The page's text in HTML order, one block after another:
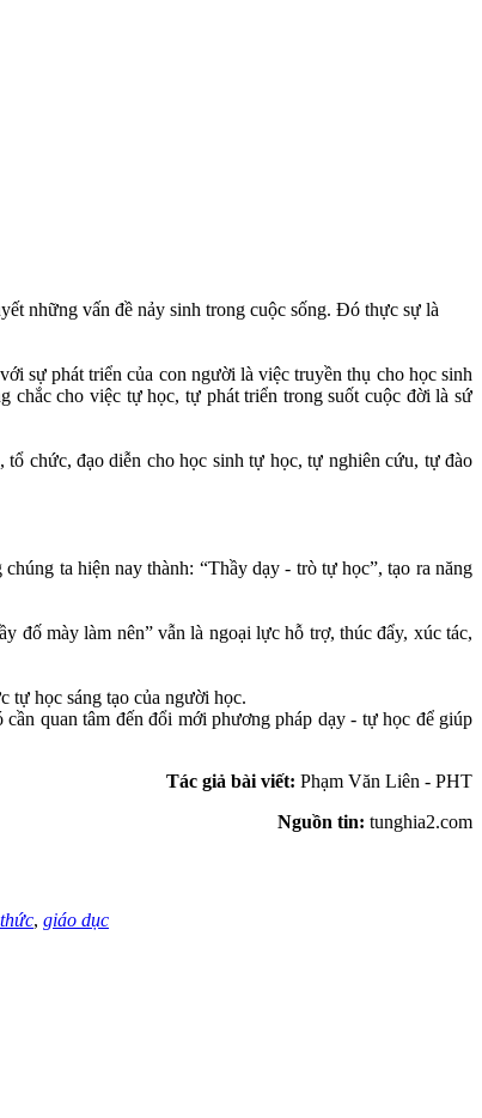
những vấn đề nảy sinh trong cuộc sống. Đó thực sự là
sự phát triển của con người là việc truyền thụ cho học sinh
chắc cho việc tự học, tự phát triển trong suốt cuộc đời là sứ
chức, đạo diễn cho học sinh tự học, tự nghiên cứu, tự đào
ta hiện nay thành: “Thầy dạy - trò tự học”, tạo ra năng
mày làm nên” vẫn là ngoại lực hỗ trợ, thúc đẩy, xúc tác,
học sáng tạo của người học.
quan tâm đến đổi mới phương pháp dạy - tự học để giúp
Tác giả bài viết: Phạm Văn Liên - PHT
Nguồn tin: tunghia2.com
, giáo dục